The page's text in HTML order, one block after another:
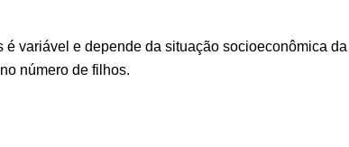
variável e depende da situação socioeconômica da
número de filhos.